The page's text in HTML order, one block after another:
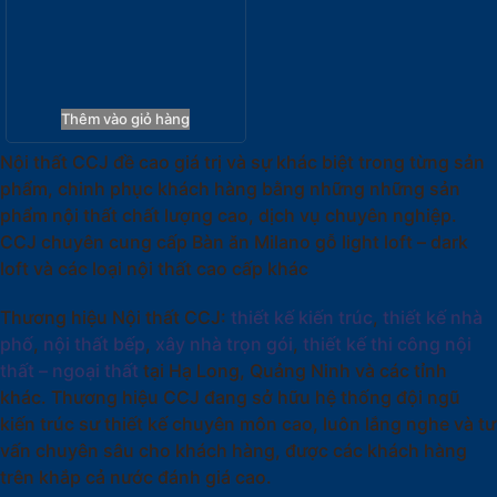
Thêm vào giỏ hàng
Nội thất CCJ đề cao giá trị và sự khác biệt trong từng sản
phẩm, chinh phục khách hàng bằng những những sản
phẩm nội thất chất lượng cao, dịch vụ chuyên nghiệp.
CCJ chuyên cung cấp Bàn ăn Milano gỗ light loft – dark
loft và các loại nội thất cao cấp khác
Thương hiệu Nội thất CCJ: thiết kế kiến trúc, thiết kế nhà
phố, nội thất bếp, xây nhà trọn gói, thiết kế thi công nội
thất – ngoại thất tại Hạ Long, Quảng Ninh và các tỉnh
khác. Thương hiệu CCJ đang sở hữu hệ thống đội ngũ
kiến trúc sư thiết kế chuyên môn cao, luôn lắng nghe và tư
vấn chuyên sâu cho khách hàng, được các khách hàng
trên khắp cả nước đánh giá cao.